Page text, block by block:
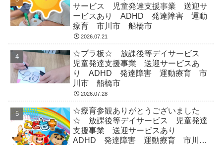
サービス 児童発達支援事業 送迎サ
ービスあり ADHD 発達障害 運動
療育 市川市 船橋市
2026.07.21
☆プラ板☆ 放課後等デイサービス
児童発達支援事業 送迎サービスあ
り ADHD 発達障害 運動療育 市
川市 船橋市
2026.07.28
☆療育参観ありがとうございました
☆ 放課後等デイサービス 児童発達
支援事業 送迎サービスあり
ADHD 発達障害 運動療育 市川